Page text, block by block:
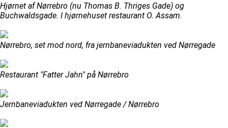
Hjørnet af Nørrebro (nu Thomas B. Thriges Gade) og
Buchwaldsgade. I hjørnehuset restaurant O. Assam.
Nørrebro, set mod nord, fra jernbaneviadukten ved Nørregade
Restaurant "Fatter Jahn" på Nørrebro
Jernbaneviadukten ved Nørregade / Nørrebro